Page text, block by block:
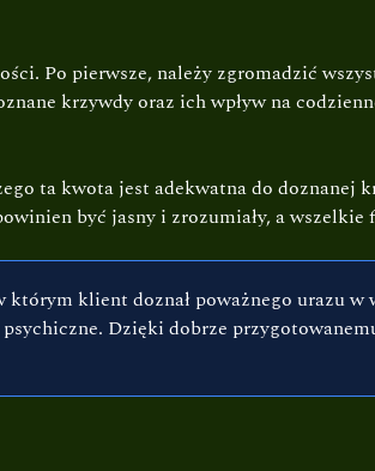
Po pierwsze, należy zgromadzić
krzywdy oraz ich wpływ na
ta kwota jest adekwatna do
być jasny i zrozumiały, a
którym klient doznał poważnego urazu
Dzięki dobrze